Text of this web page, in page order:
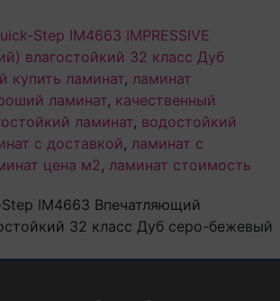
Step IM4663 IMPRESSIVE
влагостойкий 32 класс Дуб
купить ламинат, ламинат
ламинат, качественный
ламинат, водостойкий
с доставкой, ламинат с
цена м2, ламинат стоимость
IM4663 Впечатляющий
32 класс Дуб серо-бежевый